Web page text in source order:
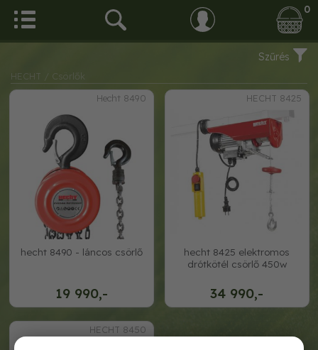
0
Szűrés
HECHT / Csörlők
Hecht 8490
19 990,-
hecht 8490 - láncos csörlő
HECHT 8425
34 990,-
hecht 8425 elektromos
drótkötél csörlő 450w
HECHT 8450